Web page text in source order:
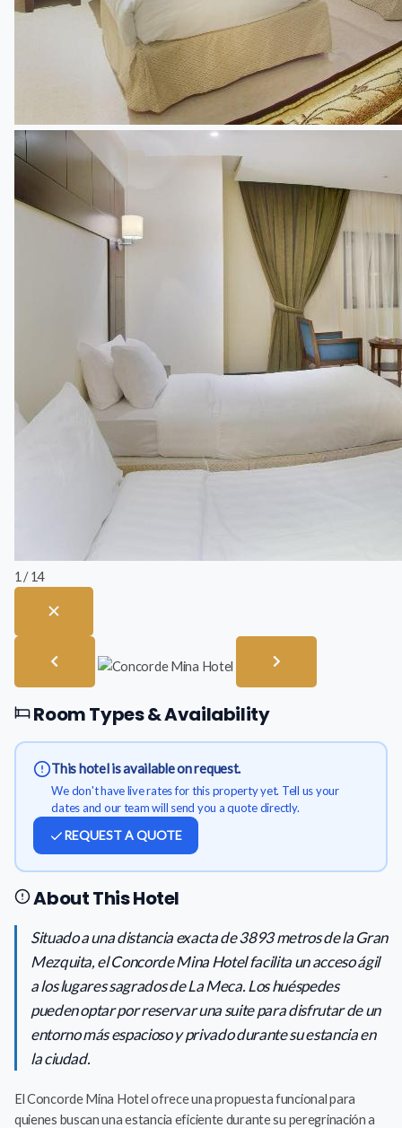
1 / 14
Room Types & Availability
This hotel is available on request.
We don't have live rates for this property yet. Tell us your
dates and our team will send you a quote directly.
REQUEST A QUOTE
About This Hotel
Situado a una distancia exacta de 3893 metros de la Gran
Mezquita, el Concorde Mina Hotel facilita un acceso ágil
a los lugares sagrados de La Meca. Los huéspedes
pueden optar por reservar una suite para disfrutar de un
entorno más espacioso y privado durante su estancia en
la ciudad.
El Concorde Mina Hotel ofrece una propuesta funcional para
quienes buscan una estancia eficiente durante su peregrinación a